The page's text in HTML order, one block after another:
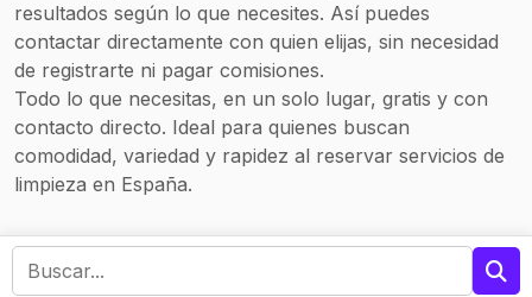
resultados según lo que necesites. Así puedes
contactar directamente con quien elijas, sin necesidad
de registrarte ni pagar comisiones.
Todo lo que necesitas, en un solo lugar, gratis y con
contacto directo. Ideal para quienes buscan
comodidad, variedad y rapidez al reservar servicios de
limpieza en España.